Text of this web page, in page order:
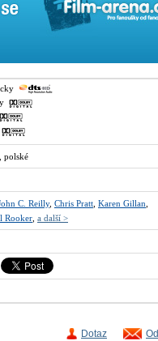
, polské
C. Reilly, Chris Pratt Karen Gillan
Rooker a další >
Dotaz